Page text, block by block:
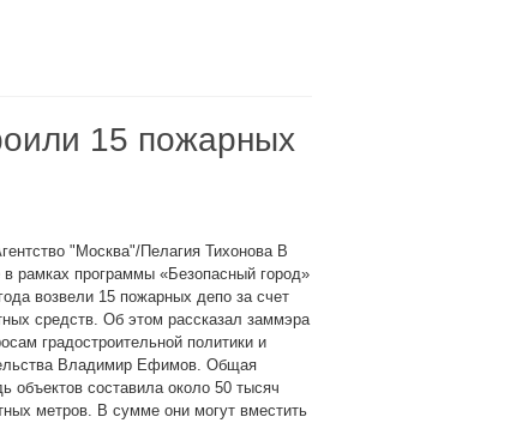
15 пожарных
"Москва"/Пелагия Тихонова В
в рамках программы «Безопасный город»
возвели 15 пожарных депо за счет
средств. Об этом рассказал заммэра
градостроительной политики и
Владимир Ефимов. Общая
объектов составила около 50 тысяч
метров. В сумме они могут вместить